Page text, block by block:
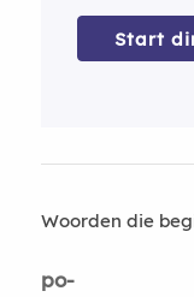
Start
Woorden die
po-